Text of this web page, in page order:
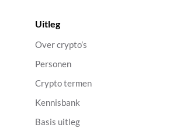
Uitleg
Over crypto’s
Personen
Crypto termen
Kennisbank
Basis uitleg